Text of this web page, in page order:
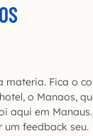
materia. Fica o
o Manaos,
aqui em Manaus.
um feedback seu.